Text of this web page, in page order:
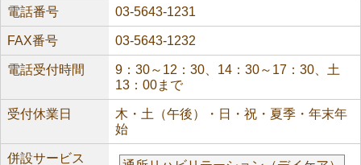
電話番号 03-5643-1231
FAX番号 03-5643-1232
電話受付時間
9：30～12：30、14：30～17：30、土
13：00まで
受付休業日
木・土（午後）・日・祝・夏季・年末年
始
併設サービス